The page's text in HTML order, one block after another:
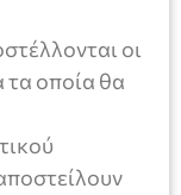
οι
τα οποία θα